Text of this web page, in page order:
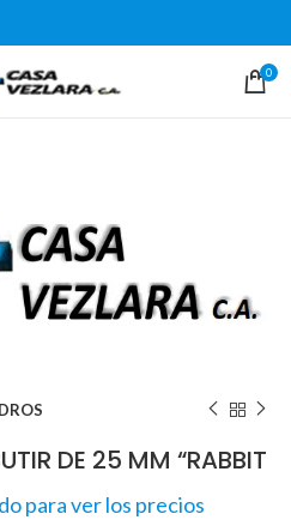
0
DE 25 MM “RABBIT
para ver los precios